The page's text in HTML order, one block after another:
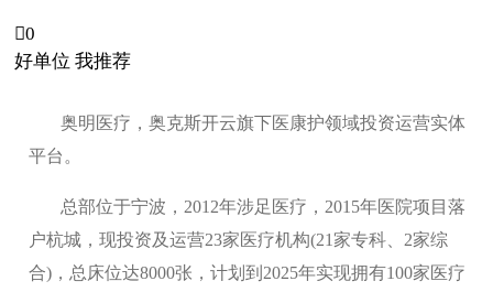
0
好单位 我推荐
奥明医疗，奥克斯开云旗下医康护领域投资运营实体
平台。
总部位于宁波，2012年涉足医疗，2015年医院项目落
户杭城，现投资及运营23家医疗机构(21家专科、2家综
合)，总床位达8000张，计划到2025年实现拥有100家医疗